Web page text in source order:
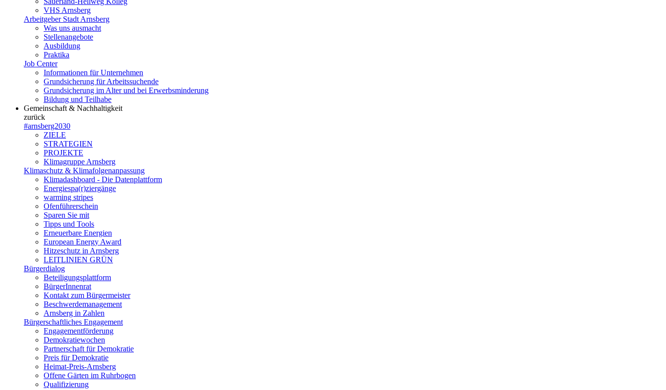
VHS Arnsberg
Arbeitgeber Stadt Arnsberg
Was uns ausmacht
Stellenangebote
Ausbildung
Praktika
Job Center
Informationen für Unternehmen
Grundsicherung für Arbeitssuchende
Grundsicherung im Alter und bei Erwerbsminderung
Bildung und Teilhabe
Gemeinschaft & Nachhaltigkeit
zurück
#arnsberg2030
ZIELE
STRATEGIEN
PROJEKTE
Klimagruppe Arnsberg
Klimaschutz & Klimafolgenanpassung
Klimadashboard - Die Datenplattform
Energiespa(r)ziergänge
warming stripes
Ofenführerschein
Sparen Sie mit
Tipps und Tools
Erneuerbare Energien
European Energy Award
Hitzeschutz in Arnsberg
LEITLINIEN GRÜN
Bürgerdialog
Beteiligungsplattform
BürgerInnenrat
Kontakt zum Bürgermeister
Beschwerdemanagement
Arnsberg in Zahlen
Bürgerschaftliches Engagement
Engagementförderung
Demokratiewochen
Partnerschaft für Demokratie
Preis für Demokratie
Heimat-Preis-Arnsberg
Offene Gärten im Ruhrbogen
Qualifizierung